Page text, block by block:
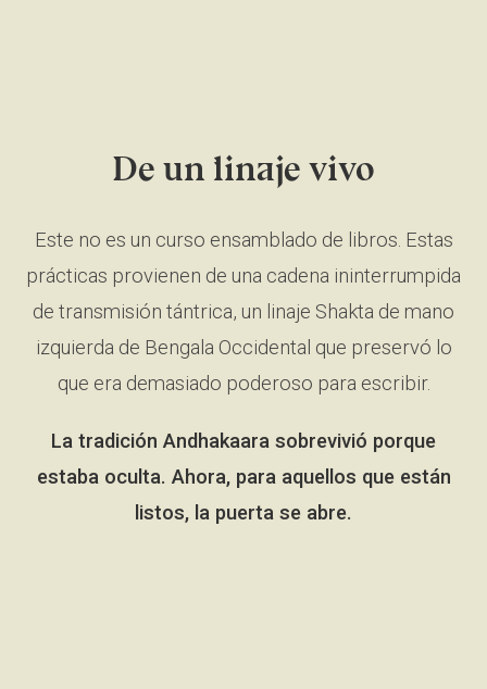
De un linaje vivo
Este no es un curso ensamblado de libros. Estas
prácticas provienen de una cadena ininterrumpida
de transmisión tántrica, un linaje Shakta de mano
izquierda de Bengala Occidental que preservó lo
que era demasiado poderoso para escribir.
La tradición Andhakaara sobrevivió porque
estaba oculta. Ahora, para aquellos que están
listos, la puerta se abre.